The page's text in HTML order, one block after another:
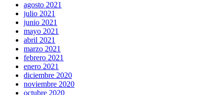
agosto 2021
julio 2021
junio 2021
mayo 2021
abril 2021
marzo 2021
febrero 2021
enero 2021
diciembre 2020
noviembre 2020
octubre 2020